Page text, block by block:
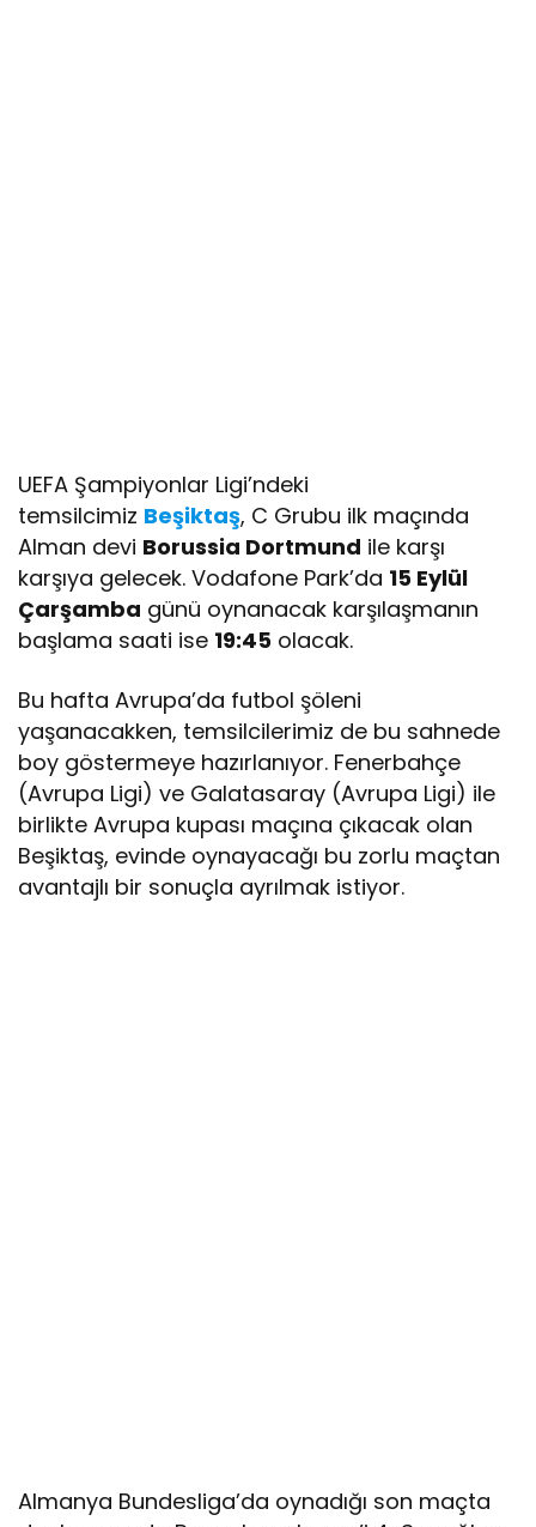
UEFA Şampiyonlar Ligi’ndeki
temsilcimiz Beşiktaş, C Grubu ilk maçında
Alman devi Borussia Dortmund ile karşı
karşıya gelecek. Vodafone Park’da 15 Eylül
Çarşamba günü oynanacak karşılaşmanın
başlama saati ise 19:45 olacak.
Bu hafta Avrupa’da futbol şöleni
yaşanacakken, temsilcilerimiz de bu sahnede
boy göstermeye hazırlanıyor. Fenerbahçe
(Avrupa Ligi) ve Galatasaray (Avrupa Ligi) ile
birlikte Avrupa kupası maçına çıkacak olan
Beşiktaş, evinde oynayacağı bu zorlu maçtan
avantajlı bir sonuçla ayrılmak istiyor.
Almanya Bundesliga’da oynadığı son maçta